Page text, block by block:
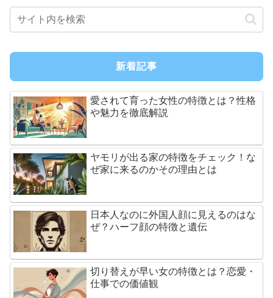
新着記事
愛されて育った女性の特徴とは？性格
や魅力を徹底解説
ヤモリが出る家の特徴をチェック！な
ぜ家に来るのかその理由とは
日本人なのに外国人顔に見えるのはな
ぜ？ハーフ顔の特徴と遺伝
切り替えが早い女の特徴とは？恋愛・
仕事での価値観